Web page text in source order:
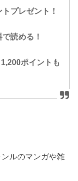
プレゼント！
読める！
ポイントも
ルのマンガや雑